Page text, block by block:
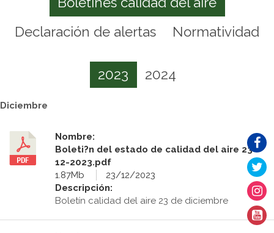
Declaración de alertas
Normatividad
2023 2024
Diciembre
Nombre:
Boleti?n del estado de calidad del aire 23-
12-2023.pdf
1.87Mb
23/12/2023
Descripción:
Boletín calidad del aire 23 de diciembre